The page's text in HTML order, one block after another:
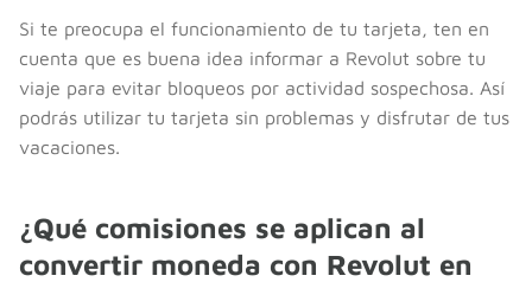
Si te preocupa el funcionamiento de tu tarjeta, ten en
cuenta que es buena idea informar a Revolut sobre tu
viaje para evitar bloqueos por actividad sospechosa. Así
podrás utilizar tu tarjeta sin problemas y disfrutar de tus
vacaciones.
¿Qué comisiones se aplican al
convertir moneda con Revolut en